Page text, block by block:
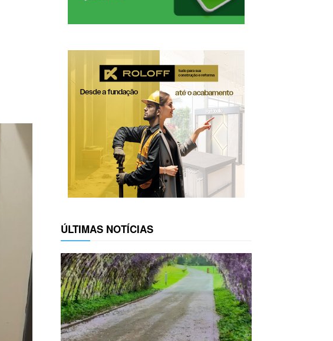
ÚLTIMAS NOTÍCIAS